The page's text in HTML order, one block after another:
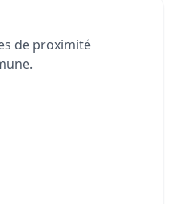
de proximité